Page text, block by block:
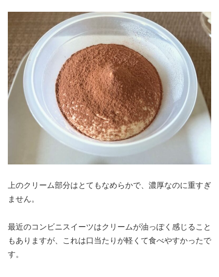
上のクリーム部分はとてもなめらかで、濃厚なのに重すぎ
ません。
最近のコンビニスイーツはクリームが油っぽく感じること
もありますが、これは口当たりが軽くて食べやすかったで
す。